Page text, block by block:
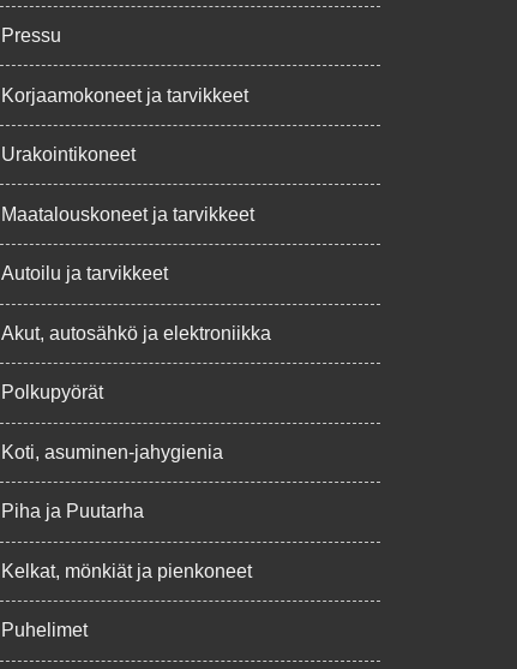
Pressu
Korjaamokoneet ja tarvikkeet
Urakointikoneet
Maatalouskoneet ja tarvikkeet
Autoilu ja tarvikkeet
Akut, autosähkö ja elektroniikka
Polkupyörät
Koti, asuminen-jahygienia
Piha ja Puutarha
Kelkat, mönkiät ja pienkoneet
Puhelimet